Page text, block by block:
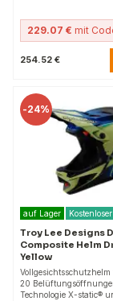
229.07 € mit
254.52 €
-24%
auf Lager
Troy Lee Designs
Composite Helm
Yellow
20
Technologie X-static®